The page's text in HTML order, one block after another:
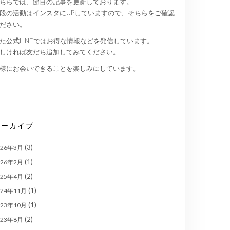
の活動はインスタにUPしていますので、そちらをご確認
さい。
公式LINEではお得な情報などを発信しています。
ければ友だち追加してみてください。
にお会いできることを楽しみにしています。
カイブ
年3月 (3)
年2月 (1)
年4月 (2)
年11月 (1)
年10月 (1)
年8月 (2)